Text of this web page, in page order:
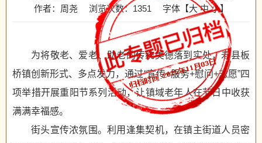
作者：周尧
浏览次数： 1351 字体【大 中 小】
为将敬老、爱老、助老的传统美德落到实处，寿县板
桥镇创新形式、多点发力，通过“宣传+服务+慰问+志愿”四
项举措开展重阳节系列活动，让镇域老年人在节日中收获
满满幸福感。
街头宣传浓氛围。利用逢集契机，在镇主街道人员密